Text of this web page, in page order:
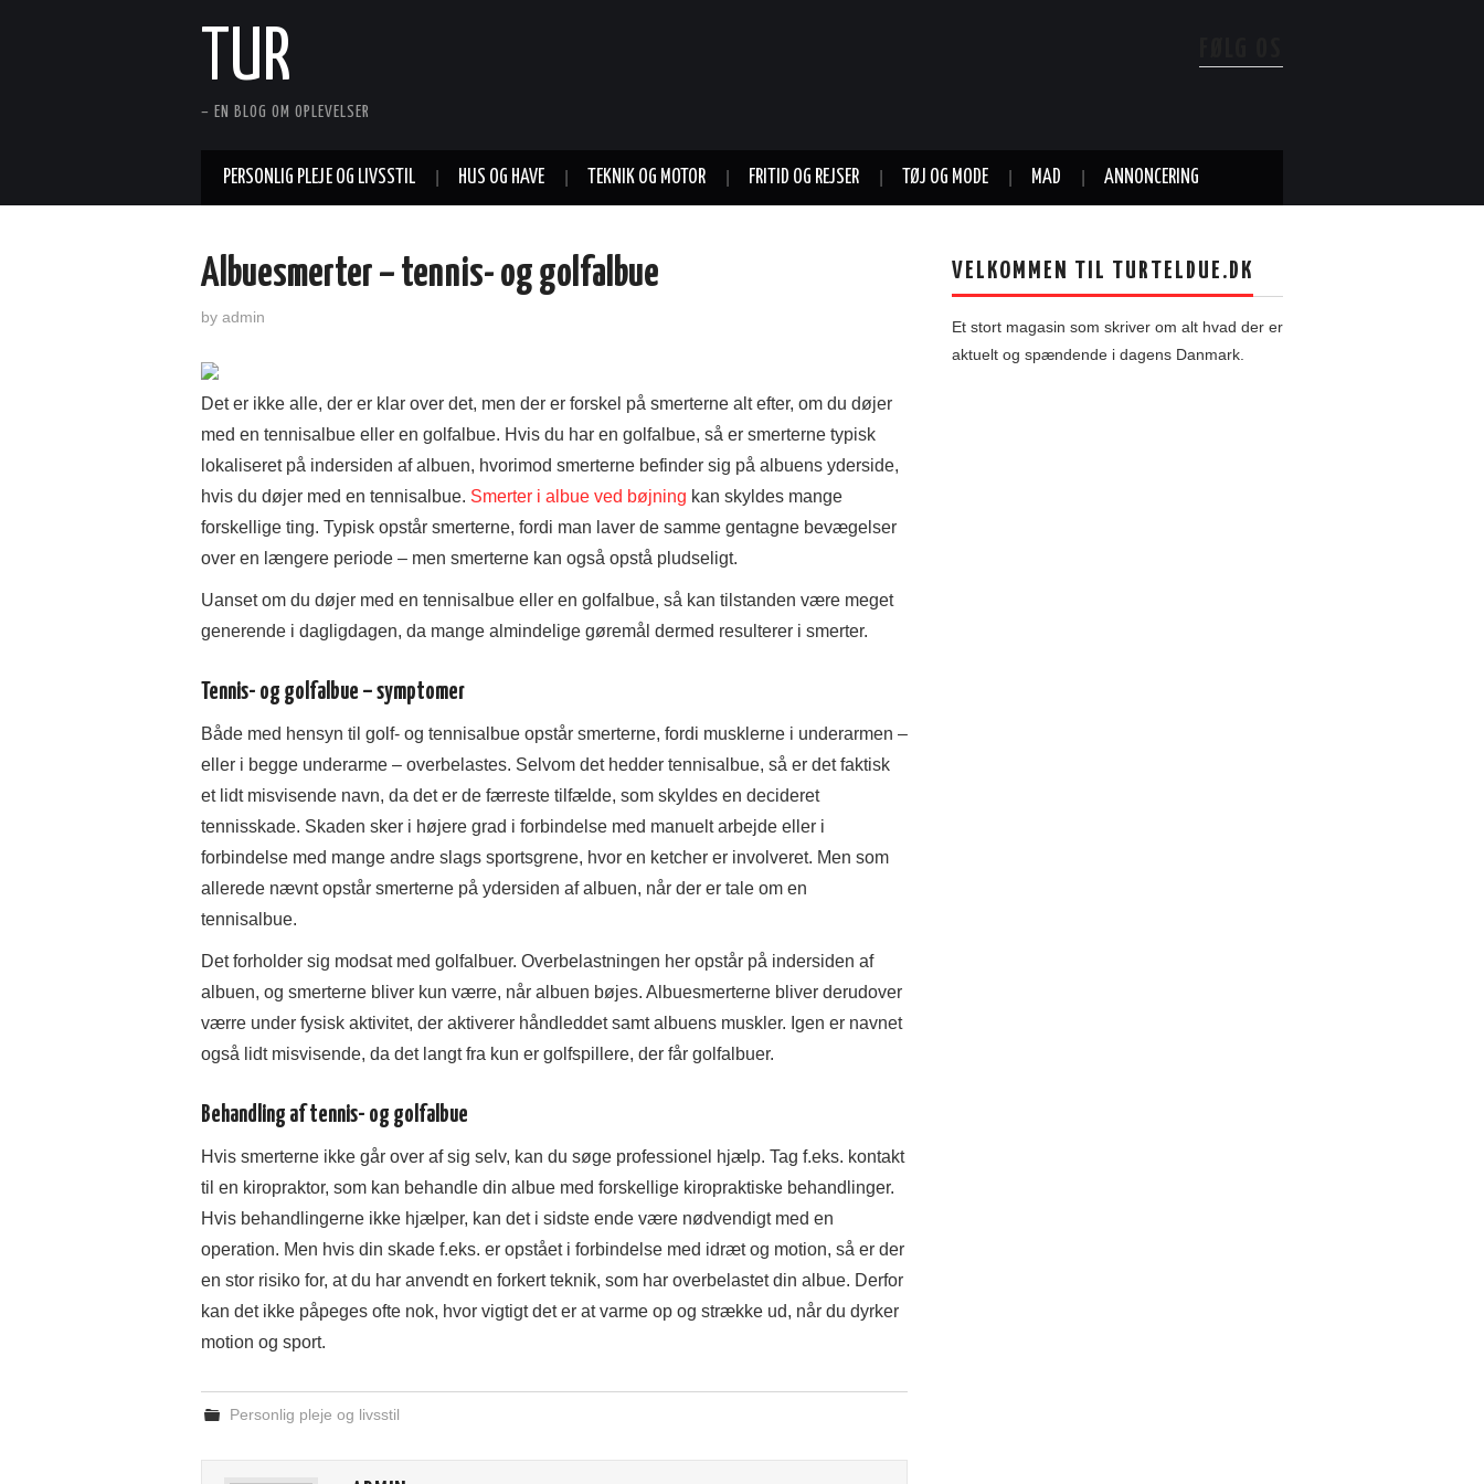
TUR
– EN BLOG OM OPLEVELSER
PERSONLIG PLEJE OG LIVSSTIL HUS OG HAVE TEKNIK OG MOTOR FRITID OG REJSER TØJ OG MODE MAD ANNONCERING
Albuesmerter – tennis- og golfalbue
by admin
Det er ikke alle, der er klar over det, men der er forskel på smerterne alt efter, om du døjer
med en tennisalbue eller en golfalbue. Hvis du har en golfalbue, så er smerterne typisk
lokaliseret på indersiden af albuen, hvorimod smerterne befinder sig på albuens yderside,
hvis du døjer med en tennisalbue. Smerter i albue ved bøjning kan skyldes mange
forskellige ting. Typisk opstår smerterne, fordi man laver de samme gentagne bevægelser
over en længere periode – men smerterne kan også opstå pludseligt.
Uanset om du døjer med en tennisalbue eller en golfalbue, så kan tilstanden være meget
generende i dagligdagen, da mange almindelige gøremål dermed resulterer i smerter.
Tennis- og golfalbue – symptomer
Både med hensyn til golf- og tennisalbue opstår smerterne, fordi musklerne i underarmen –
eller i begge underarme – overbelastes. Selvom det hedder tennisalbue, så er det faktisk
et lidt misvisende navn, da det er de færreste tilfælde, som skyldes en decideret
tennisskade. Skaden sker i højere grad i forbindelse med manuelt arbejde eller i
forbindelse med mange andre slags sportsgrene, hvor en ketcher er involveret. Men som
allerede nævnt opstår smerterne på ydersiden af albuen, når der er tale om en
tennisalbue.
Det forholder sig modsat med golfalbuer. Overbelastningen her opstår på indersiden af
albuen, og smerterne bliver kun værre, når albuen bøjes. Albuesmerterne bliver derudover
værre under fysisk aktivitet, der aktiverer håndleddet samt albuens muskler. Igen er navnet
også lidt misvisende, da det langt fra kun er golfspillere, der får golfalbuer.
Behandling af tennis- og golfalbue
Hvis smerterne ikke går over af sig selv, kan du søge professionel hjælp. Tag f.eks. kontakt
til en kiropraktor, som kan behandle din albue med forskellige kiropraktiske behandlinger.
Hvis behandlingerne ikke hjælper, kan det i sidste ende være nødvendigt med en
operation. Men hvis din skade f.eks. er opstået i forbindelse med idræt og motion, så er der
en stor risiko for, at du har anvendt en forkert teknik, som har overbelastet din albue. Derfor
kan det ikke påpeges ofte nok, hvor vigtigt det er at varme op og strække ud, når du dyrker
motion og sport.
Personlig pleje og livsstil
VELKOMMEN TIL TURTELDUE.DK
Et stort magasin som skriver om alt hvad der er
aktuelt og spændende i dagens Danmark.